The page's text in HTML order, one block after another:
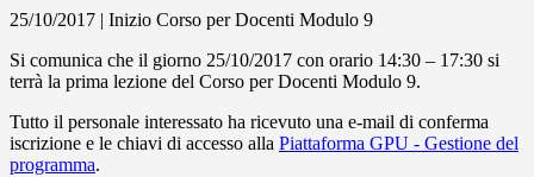
25/10/2017 | Inizio Corso per Docenti Modulo 9
Si comunica che il giorno 25/10/2017 con orario 14:30 – 17:30 si
terrà la prima lezione del Corso per Docenti Modulo 9.
Tutto il personale interessato ha ricevuto una e-mail di conferma
iscrizione e le chiavi di accesso alla Piattaforma GPU - Gestione del
programma.